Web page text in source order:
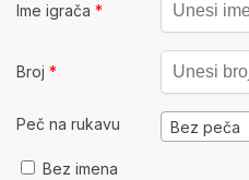
Ime igrača *
Broj *
Peč na rukavu Bez peča
Bez imena